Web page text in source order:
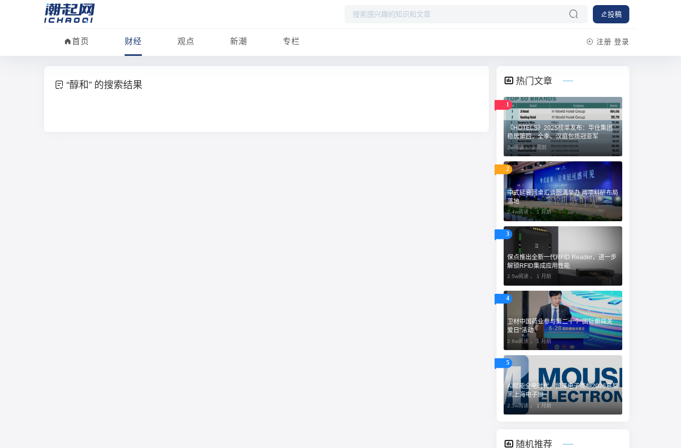
投稿
首页 财经 观点 新潮 专栏 注册 登录
“醇和” 的搜索结果 热门文章
1
《HOTELS》2025榜单发布：华住集团
稳居第四，全季、汉庭包揽冠亚军
2w阅读 ，2 周前
2
中式延衰圆桌汇谈圆满举办 两项科研布局
落地
2.4w阅读 ，1 月前
3
保点推出全新一代RFID Reader，进一步
解锁RFID集成应用性能
2.5w阅读 ， 1 月前
4
卫材中国药业参与第二十个"国际癫痫关
爱日"活动
2.6w阅读 ， 1 月前
5
AI赋能全电时代，贸泽电子亮相2026慕尼
黑上海电子展
2.3w阅读 ， 1 月前
随机推荐